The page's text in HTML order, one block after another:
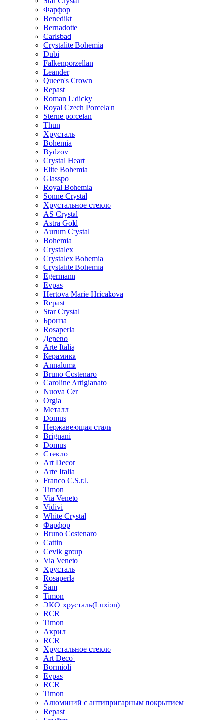
Фарфор
Benedikt
Bernadotte
Carlsbad
Crystalite Bohemia
Dubi
Falkenporzellan
Leander
Queen's Crown
Repast
Roman Lidicky
Royal Czech Porcelain
Sterne porcelan
Thun
Хрусталь
Bohemia
Bydzov
Crystal Heart
Elite Bohemia
Glasspo
Royal Bohemia
Sonne Crystal
Хрустальное стекло
AS Crystal
Astra Gold
Aurum Crystal
Bohemia
Crystalex
Crystalex Bohemia
Crystalite Bohemia
Egermann
Evpas
Hertova Marie Hricakova
Repast
Star Crystal
Бронза
Rosaperla
Дерево
Arte Italia
Керамика
Annaluma
Bruno Costenaro
Caroline Artigianato
Nuova Cer
Orgia
Металл
Domus
Нержавеющая сталь
Brignani
Domus
Стекло
Art Decor
Arte Italia
Franco C.S.r.l.
Timon
Via Veneto
Vidivi
White Crystal
Фарфор
Bruno Costenaro
Cattin
Cevik group
Via Veneto
Хрусталь
Rosaperla
Sam
Timon
ЭКО-хрусталь(Luxion)
RCR
Timon
Акрил
RCR
Хрустальное стекло
Art Deco`
Bormioli
Evpas
RCR
Timon
Алюминий с антипригарным покрытием
Repast